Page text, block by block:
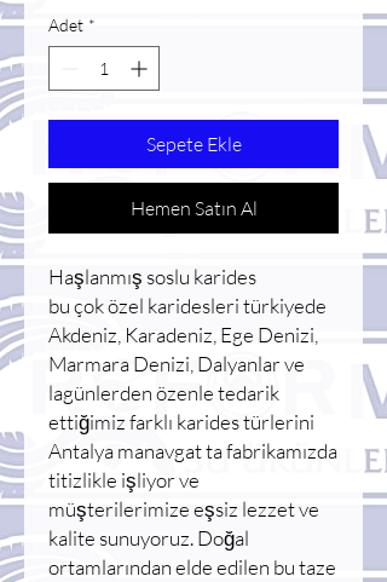
Adet *
Sepete Ekle
Hemen Satın Al
Haşlanmış soslu karides
bu çok özel karidesleri türkiyede
Akdeniz, Karadeniz, Ege Denizi,
Marmara Denizi, Dalyanlar ve
lagünlerden özenle tedarik
ettiğimiz farklı karides türlerini
Antalya manavgat ta fabrikamızda
titizlikle işliyor ve
müşterilerimize eşsiz lezzet ve
kalite sunuyoruz. Doğal
ortamlarından elde edilen bu taze